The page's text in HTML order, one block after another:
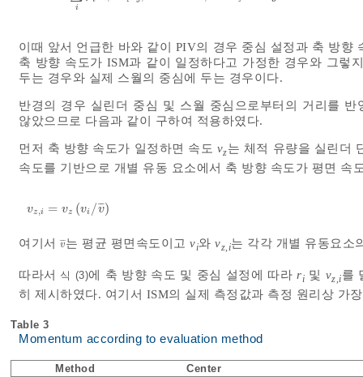
i
이때 앞서 언급한 바와 같이 PIV의 경우 중심 설정과 축 방
축 방향 속도가 ISM과 같이 일정하다고 가정한 경우와 그렇
두는 경우와 실제 스월의 중심에 두는 경우이다.
반경의 경우 실린더 중심 및 스월 중심으로부터의 거리를
않았으므로 다음과 같이 구하여 적용하였다.
먼저 축 방향 속도가 일정하면 속도 vz는 체적 유량을 실린더
속도를 기반으로 개별 유동 요소에서 축 방향 속도가 평면 속
vz ,i = vz (vi /v
¯¯
¯)
vz, i=vzv i/v¯
여기서v
¯¯
¯
v¯
는 평균 평면속도이고vi와vz,i는 각각 개별 유동요소
따라서 식 (3)에 축 방향 속도 및 중심 설정에 따라ri 및 vz,i를
히 제시하였다. 여기서 ISM의 실제 측정값과 측정 원리상 가
Table 3
Momentum according to evaluation method
Method
Center